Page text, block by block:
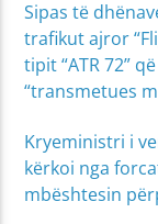
Sipas të
trafikut ajror
tipit “ATR 72”
“transmetues
Kryeministri i
kërkoi nga
mbështesin